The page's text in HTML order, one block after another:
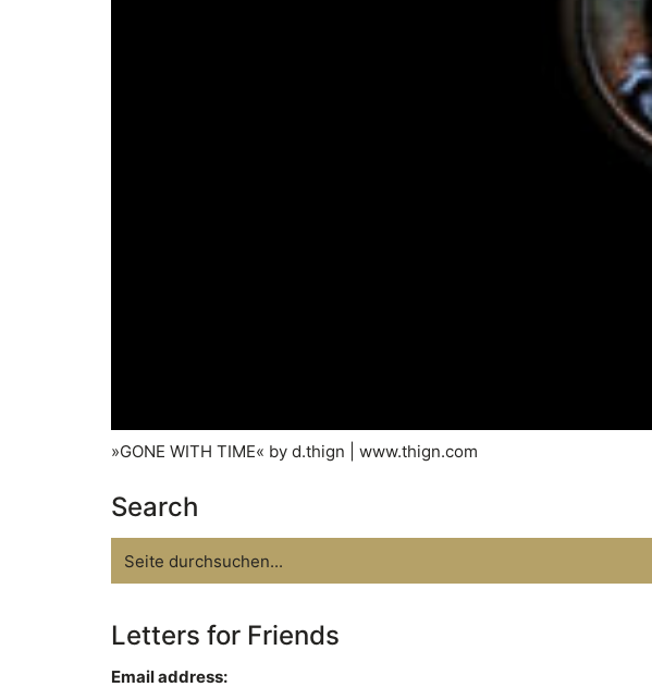
»GONE WITH TIME« by d.thign | www.thign.com
Search
for:
Letters for Friends
Email address: